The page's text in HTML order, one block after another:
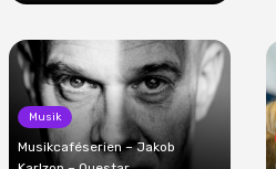
Musik
Musikcaféserien – Jakob